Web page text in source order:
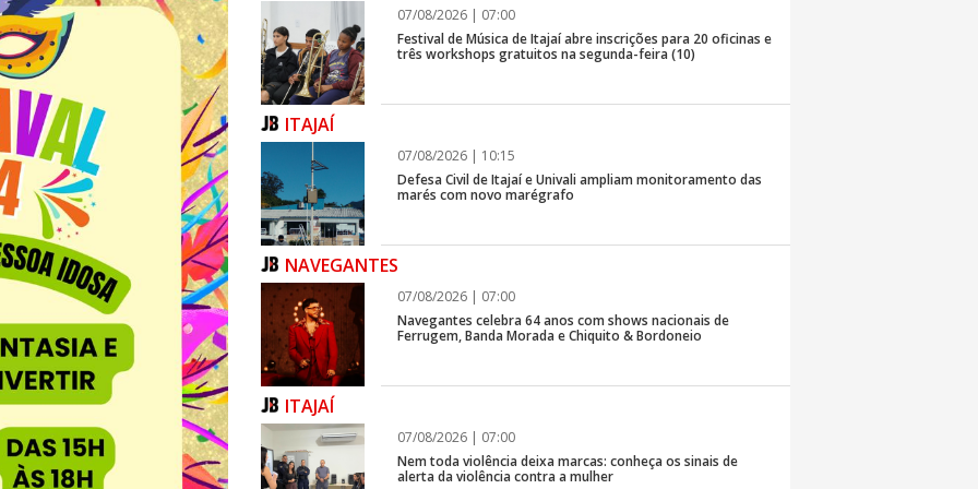
07/08/2026 | 07:00
Festival de Música de Itajaí abre inscrições para 20 oficinas e
três workshops gratuitos na segunda-feira (10)
ITAJAÍ
07/08/2026 | 10:15
Defesa Civil de Itajaí e Univali ampliam monitoramento das
marés com novo marégrafo
NAVEGANTES
07/08/2026 | 07:00
Navegantes celebra 64 anos com shows nacionais de
Ferrugem, Banda Morada e Chiquito & Bordoneio
ITAJAÍ
07/08/2026 | 07:00
Nem toda violência deixa marcas: conheça os sinais de
alerta da violência contra a mulher